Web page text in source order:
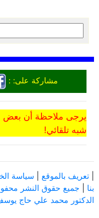
مشاركة على: :
يرجى ملاحظة أن بعض
شبه تلقائي!
تعريف بالموقع سياسة
بنا
جميع حقوق النشر محفوظة ©
الدكتور محمد علي حاج